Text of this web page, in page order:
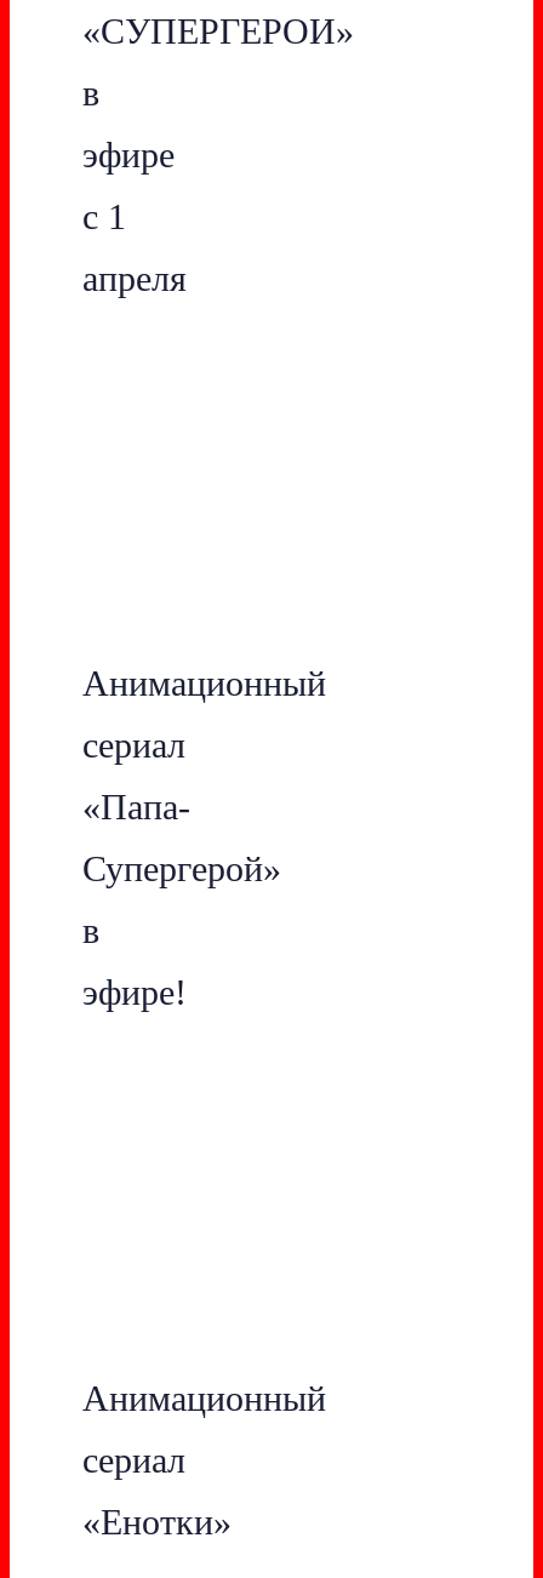
«СУПЕРГЕРОИ»
в
эфире
с 1
апреля
Анимационный
сериал
«Папа-
Супергерой»
в
эфире!
Анимационный
сериал
«Енотки»